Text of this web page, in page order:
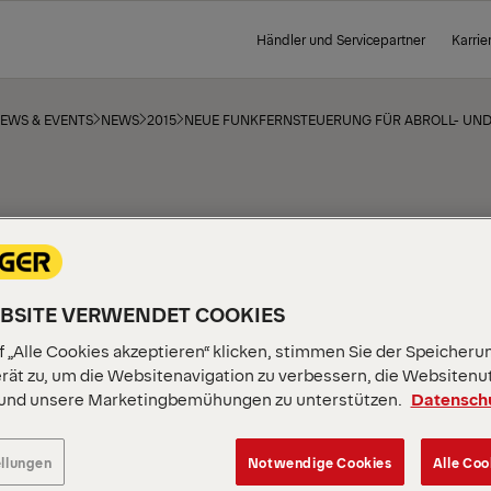
Händler und Servicepartner
& EVENTS NEWS 2015 NEUE FUNKFERNSTEUERUNG FÜR ABROLL-
UND
sich heute beim Kauf von Abroll- und
VERWENDET COOKIES
„Alle Cookies akzeptieren“ klicken, stimmen Sie der
zu, um die Websitenavigation zu verbessern, die
unsere Marketingbemühungen zu unterstützen.
Notwendige Cookies Alle